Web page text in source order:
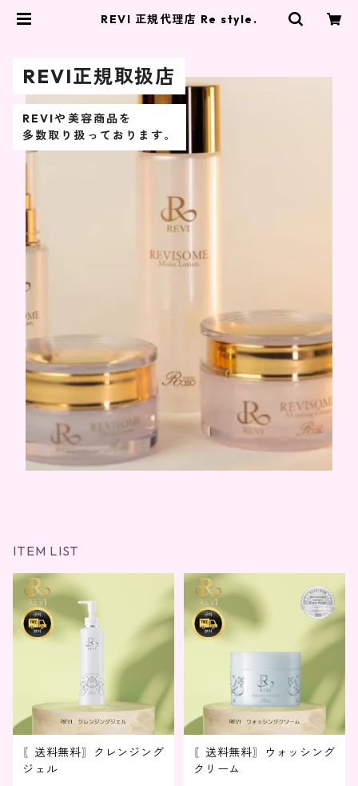
REVI 正規代理店 Re style.
REVI正規取扱店
REVIや美容商品を
ITEM LIST
〖送料無料〗クレンジング
ジェル
〖送料無料〗ウォッシング
クリーム